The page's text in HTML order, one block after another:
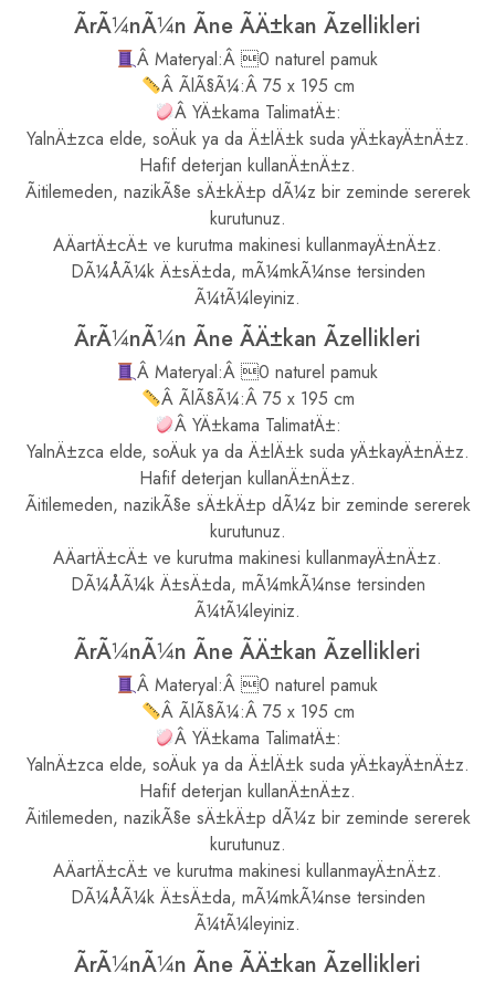
ÃrÃ¼nÃ¼n Ãne ÃÄ±kan Ãzellikleri
Â Materyal:Â 0 naturel pamuk
Â ÃlÃ§Ã¼:Â 75 x 195 cm
Â YÄ±kama TalimatÄ±:
YalnÄ±zca elde, soÄuk ya da Ä±lÄ±k suda yÄ±kayÄ±nÄ±z.
Hafif deterjan kullanÄ±nÄ±z.
Ãitilemeden, nazikÃ§e sÄ±kÄ±p dÃ¼z bir zeminde sererek
kurutunuz.
AÄartÄ±cÄ± ve kurutma makinesi kullanmayÄ±nÄ±z.
DÃ¼ÅÃ¼k Ä±sÄ±da, mÃ¼mkÃ¼nse tersinden
Ã¼tÃ¼leyiniz.
ÃrÃ¼nÃ¼n Ãne ÃÄ±kan Ãzellikleri
Â Materyal:Â 0 naturel pamuk
Â ÃlÃ§Ã¼:Â 75 x 195 cm
Â YÄ±kama TalimatÄ±:
YalnÄ±zca elde, soÄuk ya da Ä±lÄ±k suda yÄ±kayÄ±nÄ±z.
Hafif deterjan kullanÄ±nÄ±z.
Ãitilemeden, nazikÃ§e sÄ±kÄ±p dÃ¼z bir zeminde sererek
kurutunuz.
AÄartÄ±cÄ± ve kurutma makinesi kullanmayÄ±nÄ±z.
DÃ¼ÅÃ¼k Ä±sÄ±da, mÃ¼mkÃ¼nse tersinden
Ã¼tÃ¼leyiniz.
ÃrÃ¼nÃ¼n Ãne ÃÄ±kan Ãzellikleri
Â Materyal:Â 0 naturel pamuk
Â ÃlÃ§Ã¼:Â 75 x 195 cm
Â YÄ±kama TalimatÄ±:
YalnÄ±zca elde, soÄuk ya da Ä±lÄ±k suda yÄ±kayÄ±nÄ±z.
Hafif deterjan kullanÄ±nÄ±z.
Ãitilemeden, nazikÃ§e sÄ±kÄ±p dÃ¼z bir zeminde sererek
kurutunuz.
AÄartÄ±cÄ± ve kurutma makinesi kullanmayÄ±nÄ±z.
DÃ¼ÅÃ¼k Ä±sÄ±da, mÃ¼mkÃ¼nse tersinden
Ã¼tÃ¼leyiniz.
ÃrÃ¼nÃ¼n Ãne ÃÄ±kan Ãzellikleri